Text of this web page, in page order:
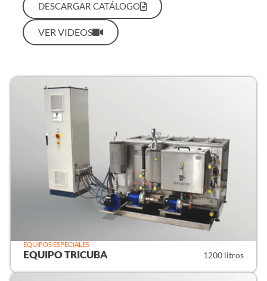
DESCARGAR CATÁLOGO
VER VIDEOS
EQUIPOS ESPECIALES
EQUIPO TRICUBA 1200 litros